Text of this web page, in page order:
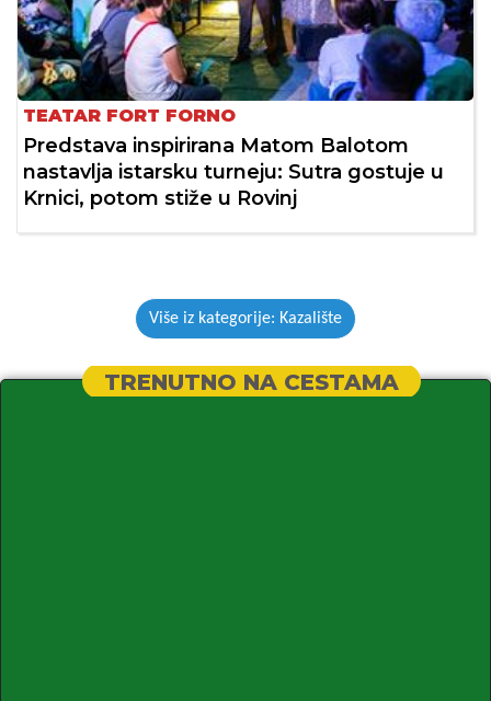
TEATAR FORT FORNO
Predstava inspirirana Matom Balotom
nastavlja istarsku turneju: Sutra gostuje u
Krnici, potom stiže u Rovinj
Više iz kategorije: Kazalište
TRENUTNO NA CESTAMA